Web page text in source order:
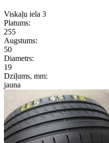
Viskaļu iela 3
Platums:
255
Augstums:
50
Diametrs:
19
Dziļums, mm:
jauna